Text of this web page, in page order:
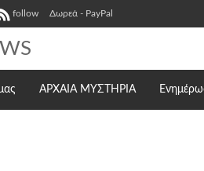
follow Δωρεά - PayPal
ΑΡΧΑΙΑ ΜΥΣΤΗΡΙΑ